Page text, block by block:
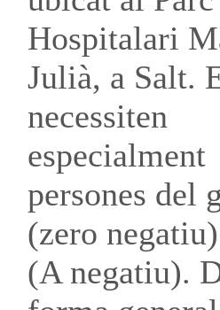
Hospitalari
Julià, a Salt.
necessiten
especialment
persones del
(zero
(A negatiu).